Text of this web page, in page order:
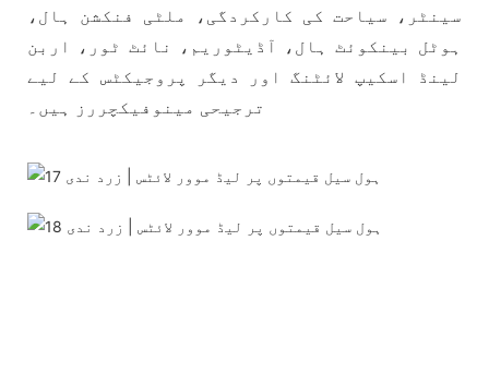
سینٹر، سیاحت کی کارکردگی، ملٹی فنکشن ہال،
ہوٹل بینکوئٹ ہال، آڈیٹوریم، نائٹ ٹور، اربن
لینڈ اسکیپ لائٹنگ اور دیگر پروجیکٹس کے لیے
ترجیحی مینوفیکچررز ہیں۔